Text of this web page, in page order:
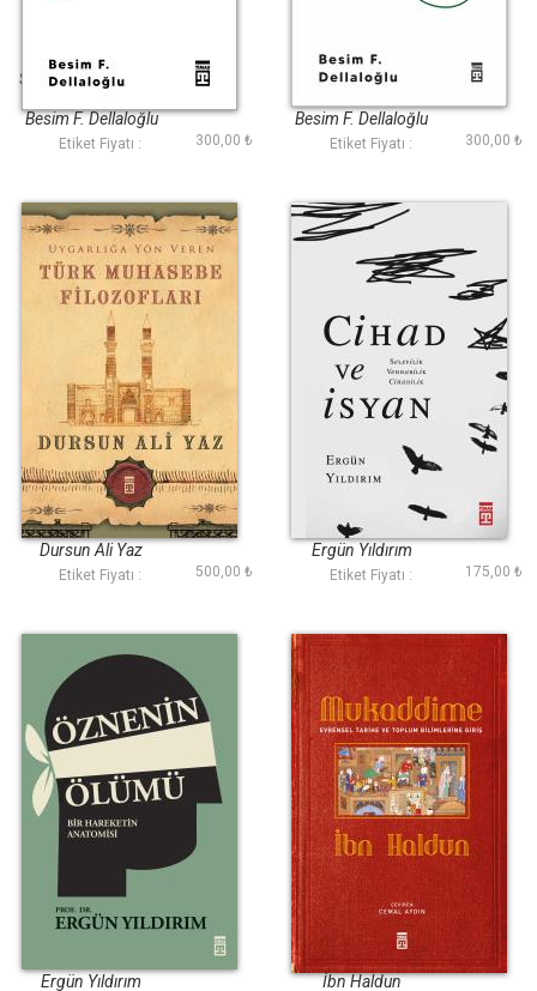
Sosyolojik Marifet
Besim F. Dellaloğlu
Etiket Fiyatı : 300,00 ₺
Modernleşmenin
Besim F. Dellaloğlu
Etiket Fiyatı : 300,00 ₺
Türk Muhasebe
Filozofları
Dursun Ali Yaz
Etiket Fiyatı : 500,00 ₺
Cihad ve İsyan
Ergün Yıldırım
Etiket Fiyatı : 175,00 ₺
Ergün Yıldırım
Mukaddime
İbn Haldun